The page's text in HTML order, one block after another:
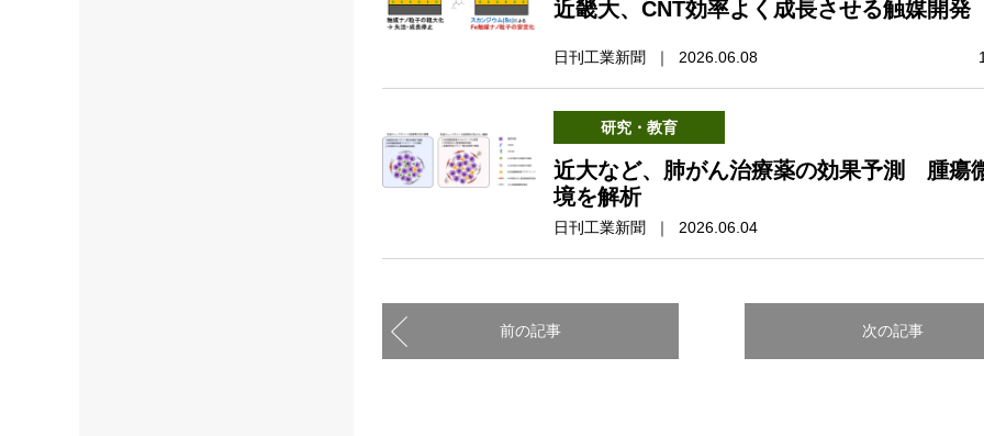
近畿大、CNT効率よく成長させる触媒開発
日刊工業新聞 ｜ 2026.06.08
研究・教育
近大など、肺がん治療薬の効果予測 腫瘍
境を解析
日刊工業新聞 ｜ 2026.06.04
前の記事 次の記事